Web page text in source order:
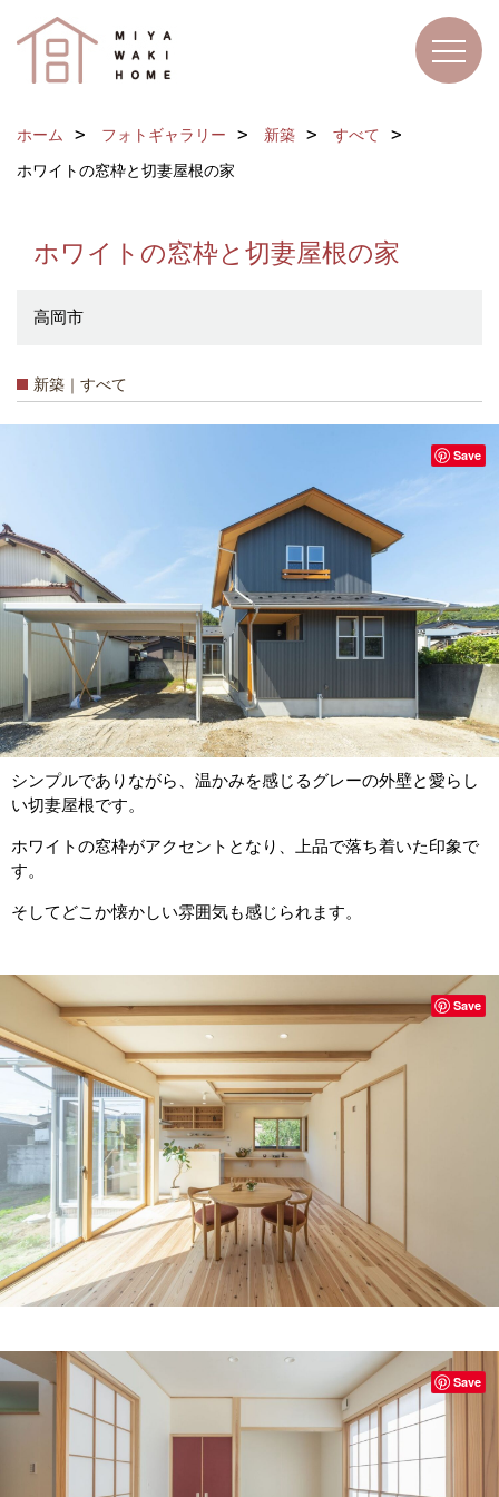
ホーム フォトギャラリー 新築
すべて
ホワイトの窓枠と切妻屋根の家
ホワイトの窓枠と切妻屋根の家
高岡市
新築｜すべて
シンプルでありながら、温かみを感じるグレーの外壁と愛らし
い切妻屋根です。
ホワイトの窓枠がアクセントとなり、上品で落ち着いた印象で
す。
そしてどこか懐かしい雰囲気も感じられます。
Save
Save
Save